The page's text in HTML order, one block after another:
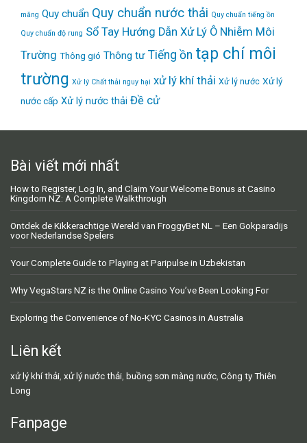
măng Quy chuẩn Quy chuẩn nước thải Quy chuẩn tiếng ồn
Quy chuẩn độ rung Sổ Tay Hướng Dẫn Xử Lý Ô Nhiễm Môi
Trường Thông gió Thông tư Tiếng ồn tạp chí môi
trường Xử lý Chất thải nguy hại xử lý khí thải Xử lý nước Xử lý
nước cấp Xử lý nước thải Đề cử
Bài viết mới nhất
How to Register, Log In, and Claim Your Welcome Bonus at Casino
Kingdom NZ: A Complete Walkthrough
Ontdek de Kikkerachtige Wereld van FroggyBet NL – Een Gokparadijs
voor Nederlandse Spelers
Your Complete Guide to Playing at Paripulse in Uzbekistan
Why VegaStars NZ is the Online Casino You’ve Been Looking For
Exploring the Convenience of No-KYC Casinos in Australia
Liên kết
xử lý khí thải, xử lý nước thải, buồng sơn màng nước, Công ty Thiên
Long
Fanpage